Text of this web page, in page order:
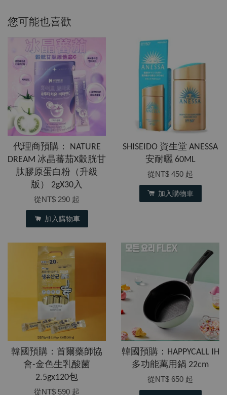
您可能也喜歡
代理商預購： NATURE
DREAM 冰晶蕃茄X穀胱甘
肽膠原蛋白粉（升級
版） 2gX30入
從NT$ 290 起
加入購物車
SHISEIDO 資生堂 ANESSA
安耐曬 60ML
從NT$ 450 起
加入購物車
韓國預購：首爾藥師協
會-金色生乳酸菌
2.5gx120包
從NT$ 590 起
韓國預購：HAPPYCALL IH
多功能萬用鍋 22cm
從NT$ 650 起